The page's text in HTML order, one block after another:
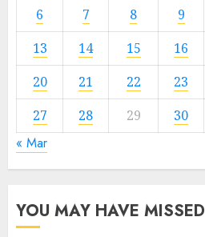
6
7 8 9
13
14 15 16
20
21 22 23
27
28 29 30
« Mar
YOU MAY HAVE MISSED